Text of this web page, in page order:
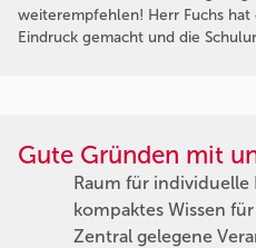
weiterempfehlen! Herr Fuchs hat
Eindruck gemacht und die
Gute Gründen mit
Raum für individuelle
kompaktes Wissen
Zentral gelegene